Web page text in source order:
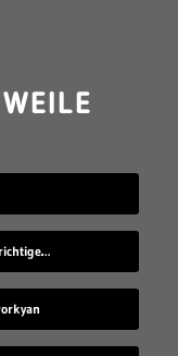
Wie entscheidet man sich nur für die richtige Idee?